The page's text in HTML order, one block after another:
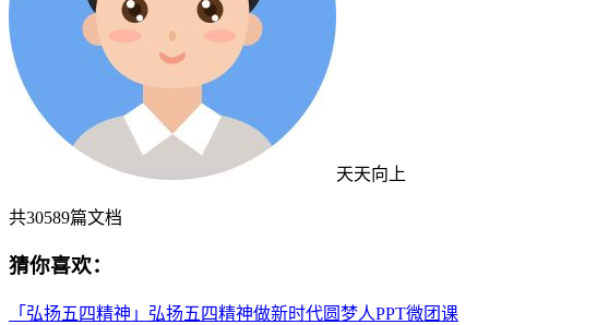
天天向上
共30589篇文档
猜你喜欢：
「弘扬五四精神」弘扬五四精神做新时代圆梦人PPT微团课